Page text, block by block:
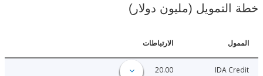
(مليون دولار)
الارتباطات
IDA